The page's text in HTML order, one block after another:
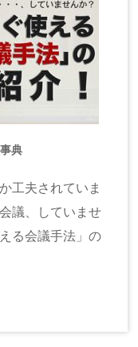
典
工夫されていま
議、していませ
る会議手法」の